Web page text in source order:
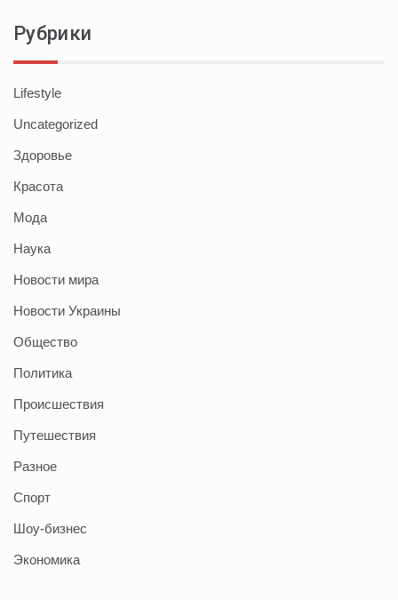
Рубрики
Lifestyle
Uncategorized
Здоровье
Красота
Мода
Наука
Новости мира
Новости Украины
Общество
Политика
Происшествия
Путешествия
Разное
Спорт
Шоу-бизнес
Экономика